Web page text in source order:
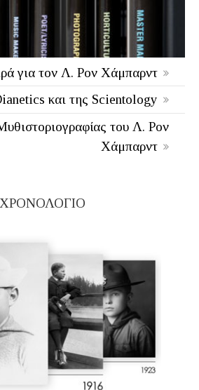
για τον Λ. Ρον Χάμπαρντ
και της Scientology
του Λ. Ρον
Χάμπαρντ
ΧΡΟΝΟΛΟΓΙΟ